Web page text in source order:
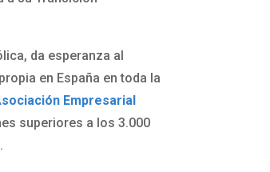
da esperanza al
en España en toda la
Empresarial
superiores a los 3.000